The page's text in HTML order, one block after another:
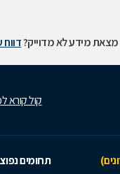
מצאת מידע לא מדוייק?
קול קורא
תחומים